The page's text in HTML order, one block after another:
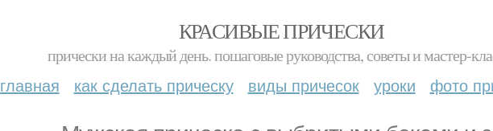
КРАСИВЫЕ ПРИЧЕСКИ
прически на каждый день. пошаговые руководства, советы и мастер-
главная как сделать прическу виды причесок уроки фото